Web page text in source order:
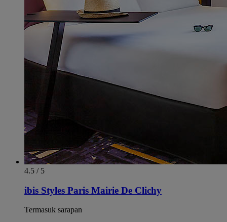
4.5 / 5
ibis Styles Paris Mairie De Clichy
Termasuk sarapan